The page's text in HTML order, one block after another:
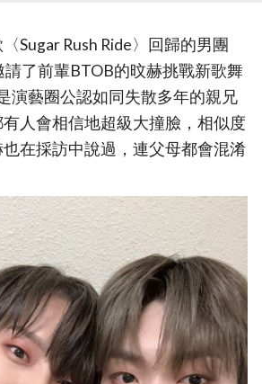
Sugar Rush Ride〉回歸的男團
請了前輩BTOB的旼赫挑戰新歌舞
演藝圈公認如同失散多年的親兄
人會相信地超級大撞臉，相似度
在採訪中說過，連父母都會混淆